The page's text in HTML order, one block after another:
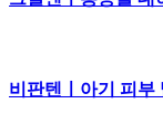
비판텐ㅣ아기 피부